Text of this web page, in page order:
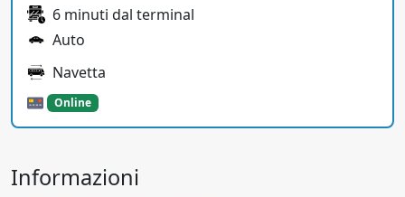
6 minuti dal terminal
Auto
Navetta
Online
Informazioni